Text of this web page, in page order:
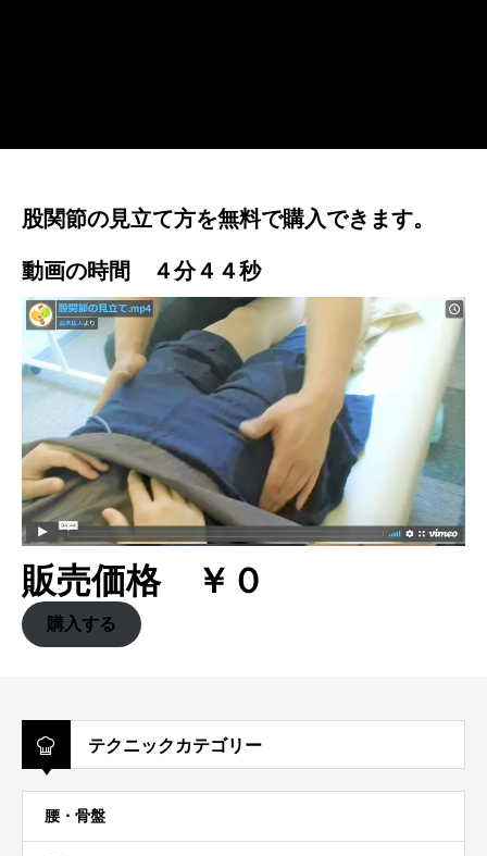
股関節の見立て方を無料で購入できます。
動画の時間 ４分４４秒
販売価格 ￥０
購入する
テクニックカテゴリー
腰・骨盤